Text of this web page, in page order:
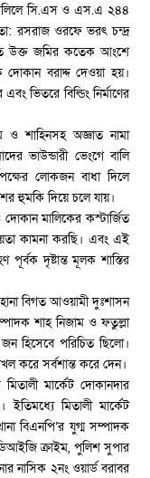
সি.এস ও এস.এ ২৪৪
রসরাজ ওরফে ভরৎ চন্দ্র
উক্ত জমির কতেক আংশে
দোকান বরাদ্দ দেওয়া হয়।
ভিতরে বিল্ডিং নির্মাণের
ও শাহিনসহ অজ্ঞাত নামা
ভাউন্ডারী ভেংগে বালি
লোকজন বাধা দিলে
হুমকি দিয়ে চলে যায়।
মালিকের কস্টার্জিত
কামনা করছি। এবং এই
পূর্বক দৃষ্টান্ত মূলক শাস্তির
বিগত আওয়ামী দুঃশাসন
শাহ নিজাম ও ফতুল্লা
হিসেবে পরিচিত ছিলো।
করে সর্বশান্ত করে দেন।
মার্কেট দোকানদার
মিতালী মার্কেট
বিএনপি’র যুগ্ম সম্পাদক
ক্রাইম, পুলিশ সুপার
নাসিক ২নং ওয়ার্ড বরাবর